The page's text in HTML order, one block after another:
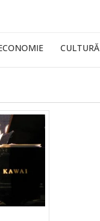
CULTURĂ